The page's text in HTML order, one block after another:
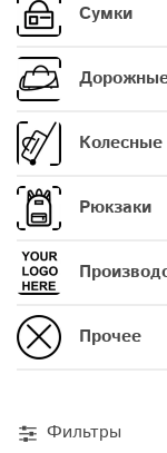
Сумки
Рюкзаки
Прочее
Фильтры